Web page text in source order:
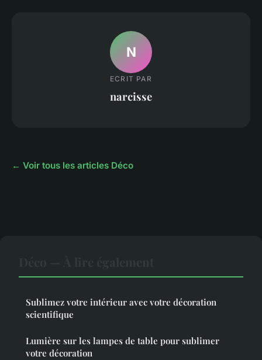
N
ECRIT PAR
narcisse
← Voir tous les articles Déco
Sublimez votre intérieur avec votre décoration
scientifique
Lumière sur les lampes de table pour sublimer
votre décoration